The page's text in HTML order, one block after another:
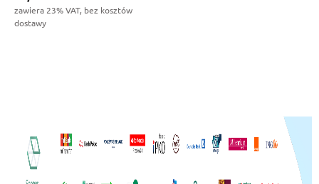
zawiera 23% VAT, bez kosztów
dostawy